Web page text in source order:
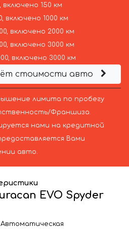
включено 150 км
включено 1000 км
включено 2000 км
включено 3000 км
включено 3000 км
стоимости авто
лимита по пробегу
Франшиза.
нами на кредитной
Вами
авто.
EVO Spyder
Автоматическая